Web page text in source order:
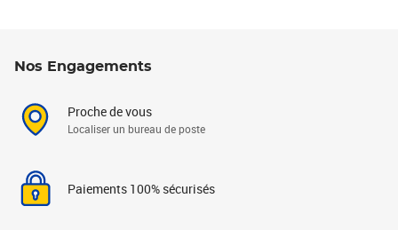
Nos Engagements
Proche de vous
Localiser un bureau de poste
Paiements 100% sécurisés